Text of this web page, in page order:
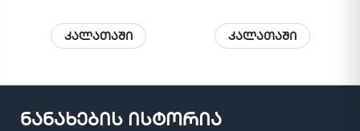
კალათაში კალათაში
ნანახების ისტორია